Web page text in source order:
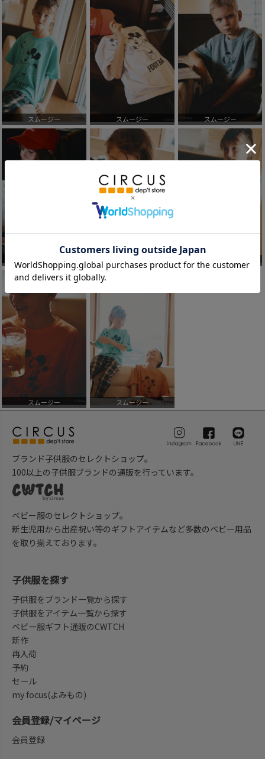
スムージー スムージー スムージー
スムージー スムージー スムージー
スムージー スムージー
ブランド子供服のセレクトショップ。
100以上の子供服ブランドの通販を行っています。
ベビー服のセレクトショップ。
新生児用から出産祝い等のギフトアイテムなど多数のベビー用品
を取り揃えております。
子供服を探す
子供服をブランド一覧から探す
子供服をアイテム一覧から探す
ベビー服ギフト通販のCWTCH
新作
再入荷
予約
セール
my focus(よみもの)
会員登録/マイページ
会員登録